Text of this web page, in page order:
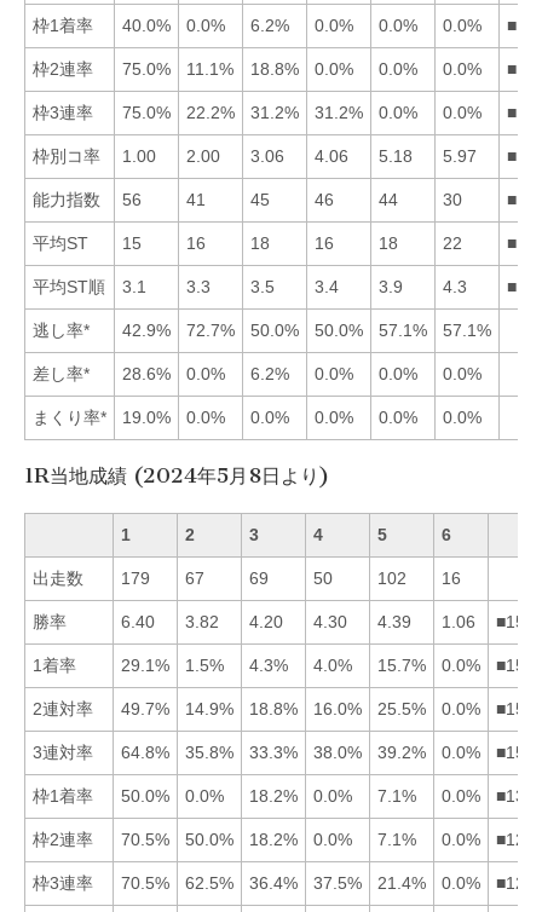
枠1着率 40.0% 0.0% 6.2% 0.0% 0.0% 0.0%
枠2連率 75.0% 11.1% 18.8% 0.0% 0.0% 0.0%
枠3連率 75.0% 22.2% 31.2% 31.2% 0.0% 0.0%
枠別コ率 1.00 2.00 3.06 4.06 5.18 5.97
能力指数 56 41 45 46 44 30
平均ST 15 16 18 16 18 22
平均ST順 3.1 3.3 3.5 3.4 3.9 4.3
逃し率* 42.9% 72.7% 50.0% 50.0% 57.1% 57.1%
差し率* 28.6% 0.0% 6.2% 0.0% 0.0% 0.0%
まくり率* 19.0% 0.0% 0.0% 0.0% 0.0% 0.0%
1R当地成績 (2024年5月8日より)
1 2 3 4 5 6
出走数 179 67 69 50 102 16
勝率 6.40 3.82 4.20 4.30 4.39 1.06
1着率 29.1% 1.5% 4.3% 4.0% 15.7% 0.0%
2連対率 49.7% 14.9% 18.8% 16.0% 25.5% 0.0%
3連対率 64.8% 35.8% 33.3% 38.0% 39.2% 0.0%
枠1着率 50.0% 0.0% 18.2% 0.0% 7.1% 0.0%
枠2連率 70.5% 50.0% 18.2% 0.0% 7.1% 0.0%
枠3連率 70.5% 62.5% 36.4% 37.5% 21.4% 0.0%